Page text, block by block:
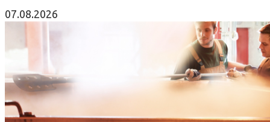
07.08.2026